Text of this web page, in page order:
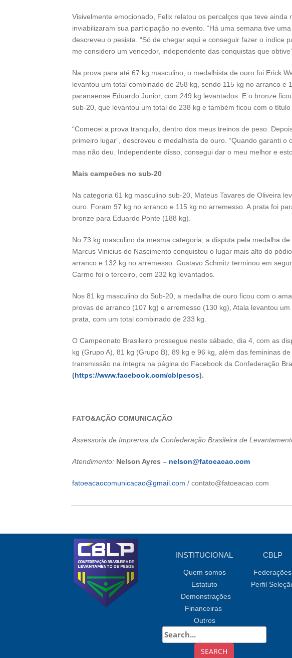
Visivelmente emocionado, Felix relatou os percalços que teve ainda
inviabilizaram sua participação no evento. “Há uma semana tive
descreveu o pesista. “Só de chegar aqui e conseguir fazer o índice
me considero um vencedor, independente das conquistas que
Na prova para até 67 kg masculino, o medalhista de ouro foi Erick
levantou um total combinado de 258 kg, sendo 115 kg no arranco e
paranaense Eduardo Junior, com 249 kg levantados. E o bronze
sub-20, que levantou um total de 238 kg e também ficou com o título
“Comecei a prova tranquilo, dentro dos meus treinos de peso.
primeiro lugar”, descreveu o medalhista de ouro. “Quando garanti o
mas não deu. Independente disso, consegui dar o meu melhor e
Mais campeões no sub-20
Na categoria 61 kg masculino sub-20, Mateus Tavares de Oliveira
ouro. Foram 97 kg no arranco e 115 kg no arremesso. A prata foi
bronze para Eduardo Ponte (188 kg).
No 73 kg masculino da mesma categoria, a disputa pela medalha
Marcus Vinicius do Nascimento conquistou o lugar mais alto do
arranco e 132 kg no arremesso. Gustavo Schmitz terminou em
Carmo foi o terceiro, com 232 kg levantados.
Nos 81 kg masculino do Sub-20, a medalha de ouro ficou com o
provas de arranco (107 kg) e arremesso (130 kg), Atala levantou
prata, com um total combinado de 233 kg.
O Campeonato Brasileiro prossegue neste sábado, dia 4, com as
kg (Grupo A), 81 kg (Grupo B), 89 kg e 96 kg, além das femininas
transmissão na íntegra na página do Facebook da Confederação
(https://www.facebook.com/cblpesos).
FATO&AÇÃO COMUNICAÇÃO
Assessoria de Imprensa da Confederação Brasileira de
Atendimento: Nelson Ayres – nelson@fatoeacao.com
fatoeacaocomunicacao@gmail.com / contato@fatoeacao.com
INSTITUCIONAL
Quem somos
Estatuto
Demonstrações
Financeiras
Outros
CBLP
Federações
Perfil